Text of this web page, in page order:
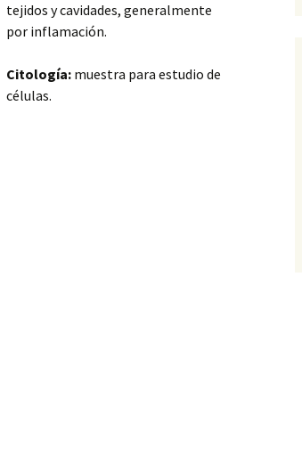
tejidos y cavidades, generalmente
por inflamación.
Citología: muestra para estudio de
células.